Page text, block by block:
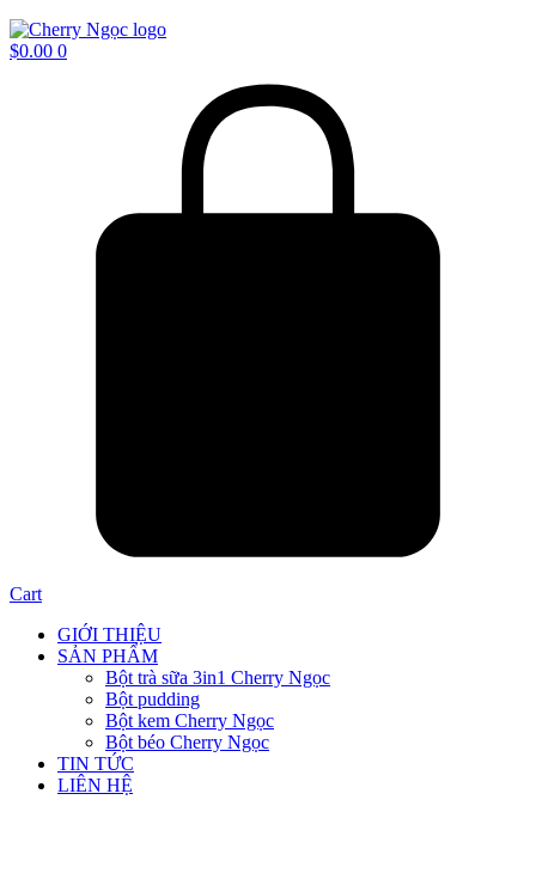
$0.00 0
Cart
GIỚI THIỆU
SẢN PHẨM
Bột trà sữa 3in1 Cherry Ngọc
Bột pudding
Bột kem Cherry Ngọc
Bột béo Cherry Ngọc
TIN TỨC
LIÊN HỆ